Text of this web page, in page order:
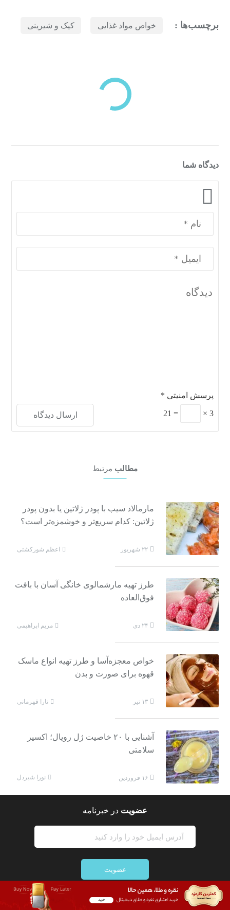
برچسب‌ها : خواص مواد غذایی کیک و شیرینی
دسته‌بندی‌های منتخب برای شما
دیدگاه شما
پرسش امنیتی *
3
×
=
21
مطالب مرتبط
مارمالاد سیب با پودر ژلاتین یا بدون پودر
ژلاتین: کدام سریع‌تر و خوشمزه‌تر است؟
۲۲ شهریور اعظم شورکشتی
طرز تهیه مارشمالوی خانگی آسان با بافت
فوق‌العاده
۲۴ دی مریم ابراهیمی
خواص معجزه‌آسا و طرز تهیه انواع ماسک
قهوه برای صورت و بدن
۱۳ تیر تارا قهرمانی
آشنایی با ۲۰ خاصیت ژل رویال؛ اکسیر
سلامتی
۱۶ فروردین نورا شیردل
عضویت در خبرنامه
عضویت